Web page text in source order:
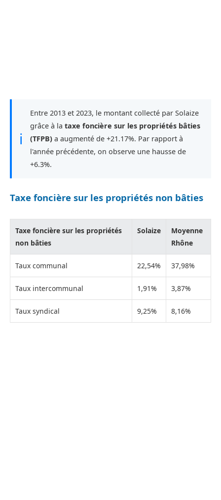
ℹ
Entre 2013 et 2023, le montant collecté par Solaize
grâce à la taxe foncière sur les propriétés bâties
(TFPB) a augmenté de +21.17%. Par rapport à
l'année précédente, on observe une hausse de
+6.3%.
Taxe foncière sur les propriétés non bâties
Taxe foncière sur les propriétés
non bâties
Solaize
Moyenne
Rhône
Taux communal 22,54% 37,98%
Taux intercommunal 1,91% 3,87%
Taux syndical 9,25% 8,16%